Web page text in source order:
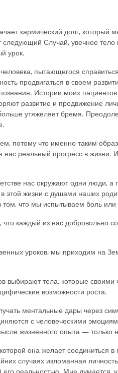
кармический долг, который
Случай, увечное
урок.
пытающегося
продвигаться в своем
Истории моих
развитие и продвижение
утяжеляет бремя.
потому что именно таким
реальный прогресс в
нас окружают одни люди,
этой жизни с душами наших
что мы испытываем боль или
каждый из нас добровольно
уроков, мы приходим на
тела, которые своими
возможности роста.
ментальные дары через
с человеческими
жизненного опыта — только
она желает соединиться
случаях изломанная